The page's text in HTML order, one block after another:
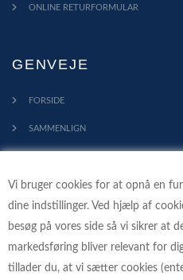
Vi bruger cookies for at opnå en
dine indstillinger. Ved hjælp af
besøg på vores side så vi sikrer at
markedsføring bliver relevant for
tillader du, at vi sætter cookies
ONLINE RETURFORMULAR
GENVEJE
FORSIDE
SAMMENLIGN
PROFIL
HANDELSBETINGELSER
FORTRYDELSESRET
KLIMA - VI PLANTER TRÆER